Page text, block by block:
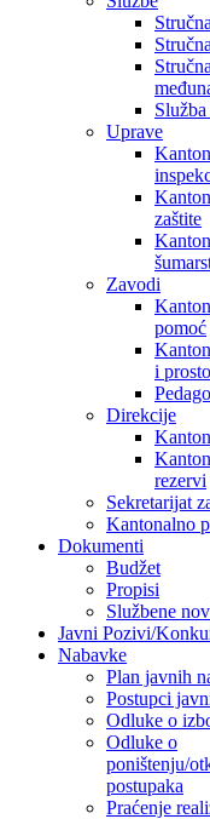
Uprave
zaštite
Zavodi
pomoć
i
Direkcije
rezervi
Sekretarijat
Kantonalno
Dokumenti
Budžet
Propisi
Službene
Javni Pozivi/
Nabavke
Plan javnih
Postupci
Odluke o
Odluke o
poništenju/
postupaka
Praćenje